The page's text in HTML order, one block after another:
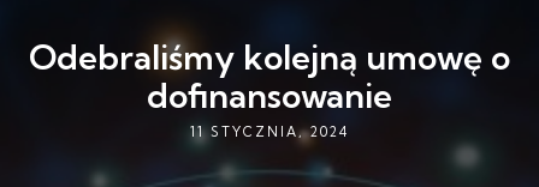
Odebraliśmy kolejną umowę o
dofinansowanie
11 STYCZNIA, 2024